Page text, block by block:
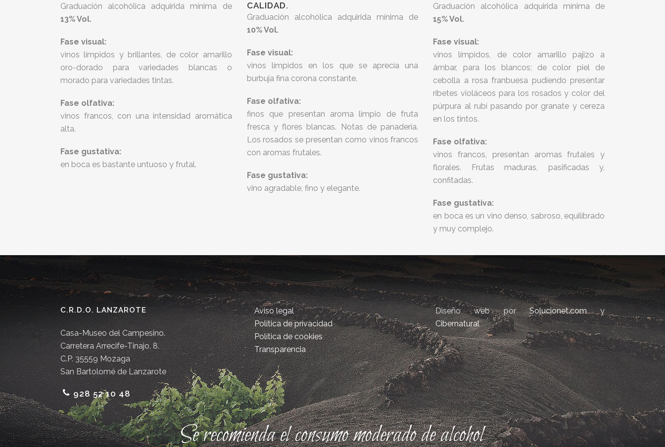
Graduación alcohólica adquirida mínima de
13% Vol.
Fase visual:
vinos límpidos y brillantes, de color amarillo
oro-dorado para variedades blancas o
morado para variedades tintas.
Fase olfativa:
vinos francos, con una intensidad aromática
alta.
Fase gustativa:
en boca es bastante untuoso y frutal.
CALIDAD.
Graduación alcohólica adquirida mínima de
10% Vol.
Fase visual:
vinos límpidos en los que se aprecia una
burbuja fina corona constante.
Fase olfativa:
finos que presentan aroma limpio de fruta
fresca y flores blancas. Notas de panadería.
Los rosados se presentan como vinos francos
con aromas frutales.
Fase gustativa:
vino agradable, fino y elegante.
Graduación alcohólica adquirida mínima de
15% Vol.
Fase visual:
vinos límpidos, de color amarillo pajizo a
ámbar, para los blancos; de color piel de
cebolla a rosa franbuesa pudiendo presentar
ribetes violáceos para los rosados y color del
púrpura al rubí pasando por granate y cereza
en los tintos.
Fase olfativa:
vinos francos, presentan aromas frutales y
florales. Frutas maduras, pasificadas y,
confitadas.
Fase gustativa:
en boca es un vino denso, sabroso, equilibrado
y muy complejo.
C.R.D.O. LANZAROTE
Casa-Museo del Campesino.
Carretera Arrecife-Tinajo, 8.
C.P. 35559 Mozaga
San Bartolomé de Lanzarote
928 52 10 48
Aviso legal
Política de privacidad
Política de cookies
Transparencia
Diseño web porSolucionet.comy
Cibernatural
Se recomienda el consumo moderado de alcohol